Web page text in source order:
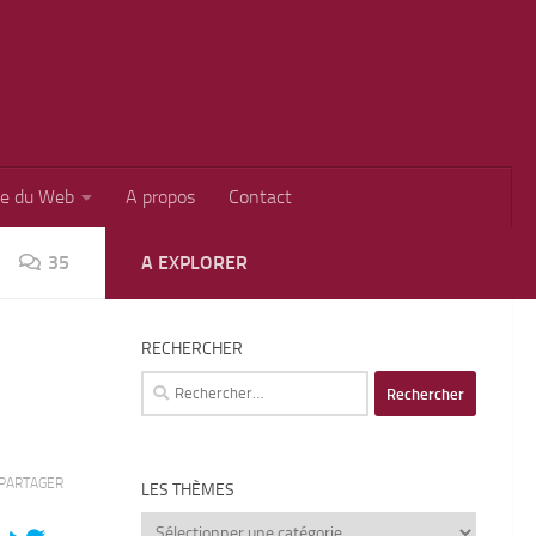
du Web A propos Contact
35 A EXPLORER
RECHERCHER
Rechercher :
LES THÈMES
Les